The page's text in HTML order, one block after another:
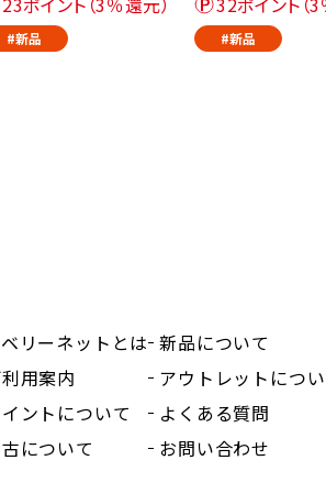
#新品 #新品
リーネットとは
用案内
ントについて
について
新品について
アウトレットにつ
よくある質問
お問い合わせ